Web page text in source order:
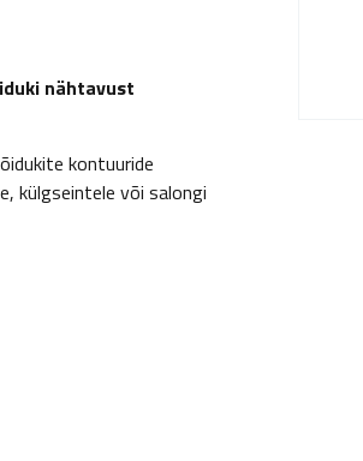
nähtavust
kontuuride
külgseintele või salongi